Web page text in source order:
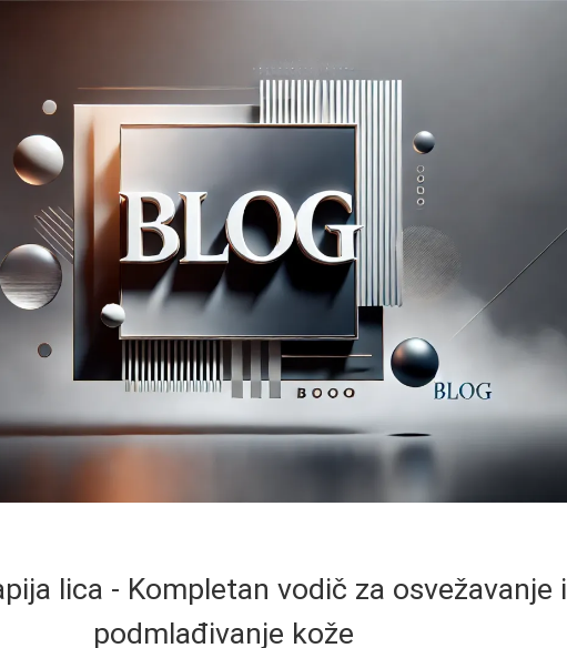
lica - Kompletan vodič za osvežavanje i
podmlađivanje kože